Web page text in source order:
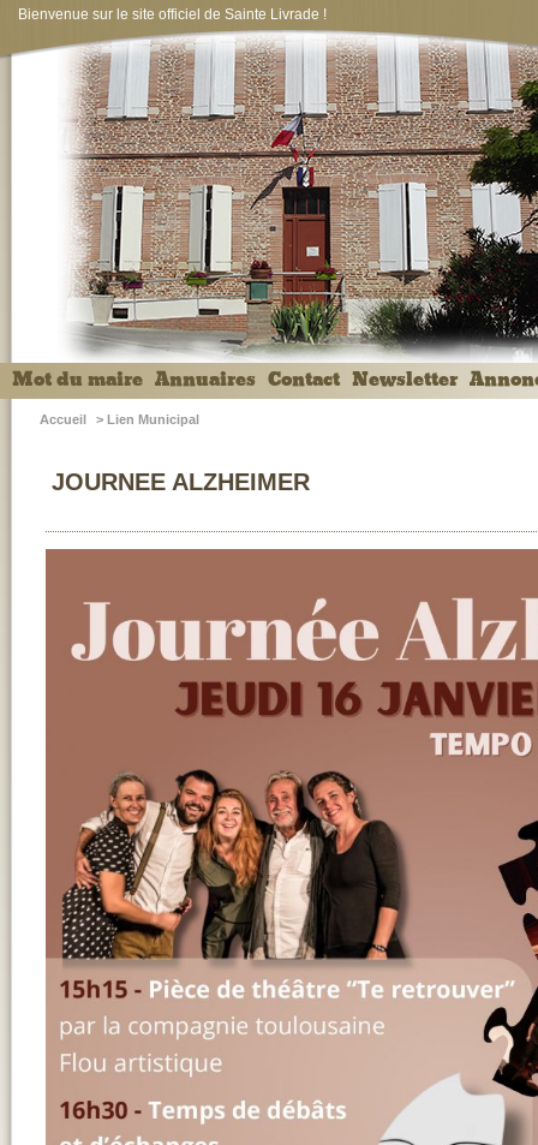
Bienvenue sur le site officiel de Sainte Livrade !
Mot du maire Annuaires Contact Newsletter
Accueil > Lien Municipal
JOURNEE ALZHEIMER